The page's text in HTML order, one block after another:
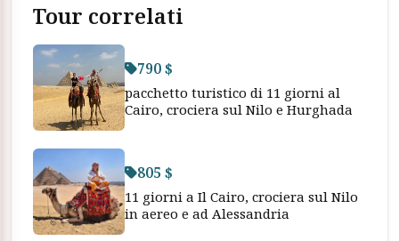
Tour correlati
790 $
pacchetto turistico di 11 giorni al
Cairo, crociera sul Nilo e Hurghada
805 $
11 giorni a Il Cairo, crociera sul Nilo
in aereo e ad Alessandria